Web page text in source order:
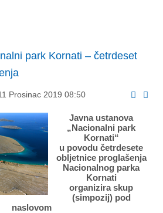
park Kornati – četrdeset
Prosinac 2019 08:50
Javna ustanova
„Nacionalni park
Kornati“
u povodu četrdesete
obljetnice proglašenja
Nacionalnog parka
Kornati
organizira skup
(simpozij) pod
naslovom